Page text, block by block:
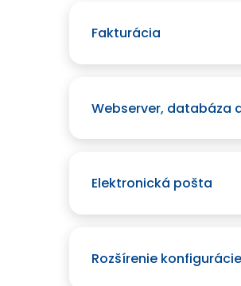
Fakturácia
Webserver, databáza
Elektronická pošta
Rozšírenie